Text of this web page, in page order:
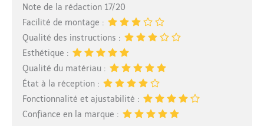
Note de la rédaction 17/20
Facilité de montage :
Qualité des instructions :
Esthétique :
Qualité du matériau :
État à la réception :
Fonctionnalité et ajustabilité :
Confiance en la marque :